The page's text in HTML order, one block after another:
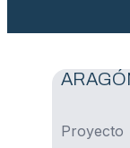
Proyecto